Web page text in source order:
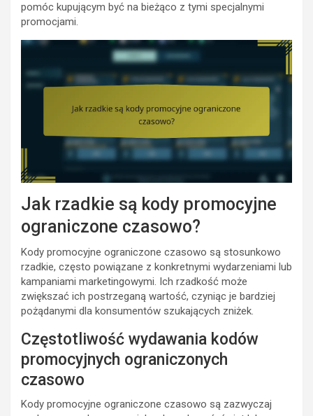
pomóc kupującym być na bieżąco z tymi specjalnymi
promocjami.
Jak rzadkie są kody promocyjne
ograniczone czasowo?
Kody promocyjne ograniczone czasowo są stosunkowo
rzadkie, często powiązane z konkretnymi wydarzeniami lub
kampaniami marketingowymi. Ich rzadkość może
zwiększać ich postrzeganą wartość, czyniąc je bardziej
pożądanymi dla konsumentów szukających zniżek.
Częstotliwość wydawania kodów
promocyjnych ograniczonych
czasowo
Kody promocyjne ograniczone czasowo są zazwyczaj